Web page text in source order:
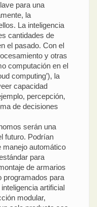
para una
la
La inteligencia
cantidades de
el pasado. Con el
y otras
computación en el
computing’), la
capacidad
percepción,
de decisiones
serán una
futuro. Podrían
manejo automático
para
de armarios
programados para
artificial
modular,